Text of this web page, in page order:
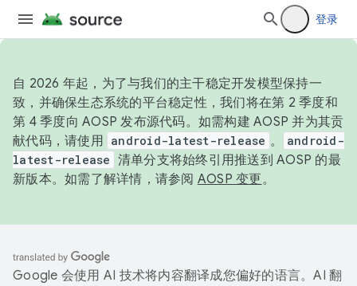
登录
自 2026 年起，为了与我们的主干稳定开发模型保持一
致，并确保生态系统的平台稳定性，我们将在第 2 季度和
第 4 季度向 AOSP 发布源代码。如需构建 AOSP 并为其贡
献代码，请使用 android-latest-release 。
android-
latest-release 清单分支将始终引用推送到 AOSP 的最
新版本。如需了解详情，请参阅 AOSP 变更。
Google 会使用 AI 技术将内容翻译成您偏好的语言。AI 翻